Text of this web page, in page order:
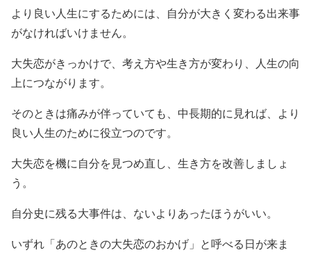
より良い人生にするためには、自分が大きく変わる出来事
がなければいけません。
大失恋がきっかけで、考え方や生き方が変わり、人生の向
上につながります。
そのときは痛みが伴っていても、中長期的に見れば、より
良い人生のために役立つのです。
大失恋を機に自分を見つめ直し、生き方を改善しましょ
う。
自分史に残る大事件は、ないよりあったほうがいい。
いずれ「あのときの大失恋のおかげ」と呼べる日が来ま